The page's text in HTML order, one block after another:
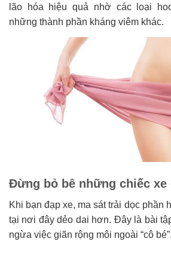
lão hóa hiệu quả nhờ các loại
những thành phần kháng viêm khác.
Đừng bỏ bê những chiếc xe
Khi bạn đạp xe, ma sát trải dọc phần
tại nơi đây dẻo dai hơn. Đây là bài
ngừa việc giãn rộng môi ngoài “cô bé”.